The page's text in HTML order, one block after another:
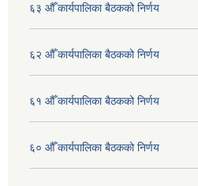
६३ औँ कार्यपालिका बैठकको निर्णय
६२ औँ कार्यपालिका बैठकको निर्णय
६१ औँ कार्यपालिका बैठकको निर्णय
६० औँ कार्यपालिका बैठकको निर्णय